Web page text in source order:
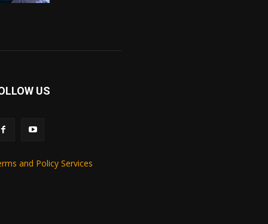
US
and Policy Services